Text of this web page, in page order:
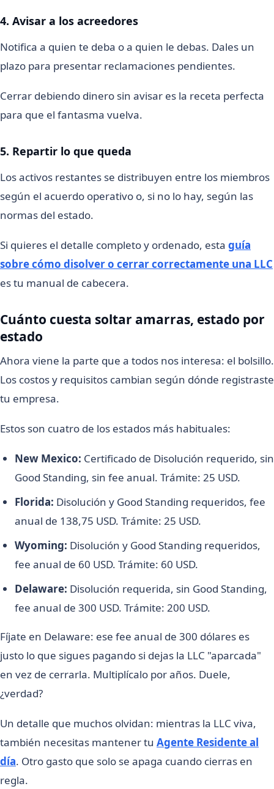
4. Avisar a los acreedores
Notifica a quien te deba o a quien le debas. Dales un
plazo para presentar reclamaciones pendientes.
Cerrar debiendo dinero sin avisar es la receta perfecta
para que el fantasma vuelva.
5. Repartir lo que queda
Los activos restantes se distribuyen entre los miembros
según el acuerdo operativo o, si no lo hay, según las
normas del estado.
Si quieres el detalle completo y ordenado, esta guía
sobre cómo disolver o cerrar correctamente una LLC
es tu manual de cabecera.
Cuánto cuesta soltar amarras, estado por
estado
Ahora viene la parte que a todos nos interesa: el bolsillo.
Los costos y requisitos cambian según dónde registraste
tu empresa.
Estos son cuatro de los estados más habituales:
New Mexico: Certificado de Disolución requerido, sin
Good Standing, sin fee anual. Trámite: 25 USD.
Florida: Disolución y Good Standing requeridos, fee
anual de 138,75 USD. Trámite: 25 USD.
Wyoming: Disolución y Good Standing requeridos,
fee anual de 60 USD. Trámite: 60 USD.
Delaware: Disolución requerida, sin Good Standing,
fee anual de 300 USD. Trámite: 200 USD.
Fíjate en Delaware: ese fee anual de 300 dólares es
justo lo que sigues pagando si dejas la LLC "aparcada"
en vez de cerrarla. Multiplícalo por años. Duele,
¿verdad?
Un detalle que muchos olvidan: mientras la LLC viva,
también necesitas mantener tu Agente Residente al
día. Otro gasto que solo se apaga cuando cierras en
regla.